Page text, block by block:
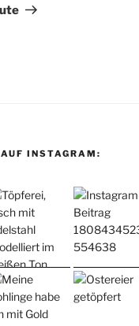
INSTAGRAM: